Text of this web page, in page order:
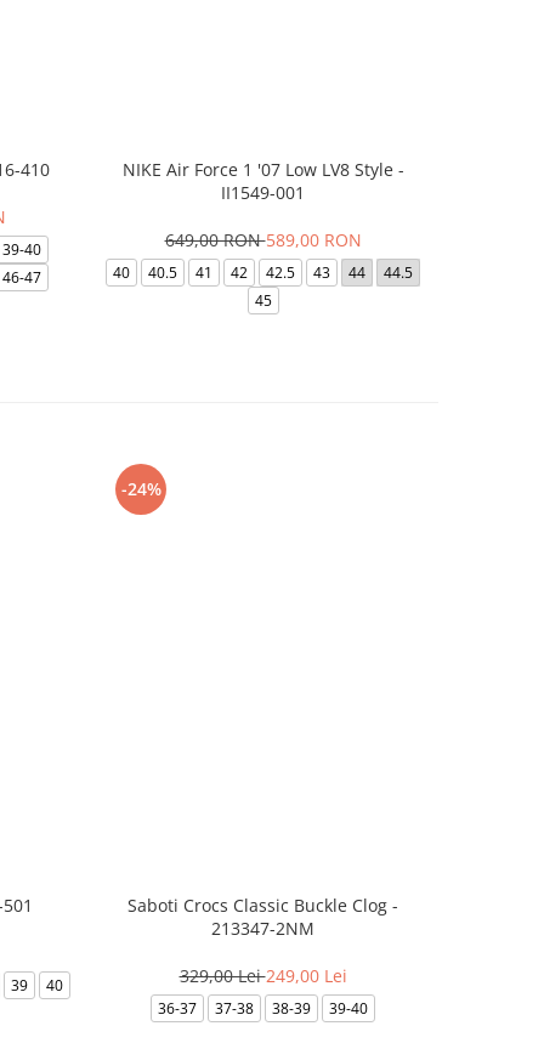
410
39-40
46-47
NIKE Air Force 1 '07 Low LV8 Style -
II1549-001
649,00 RON589,00 RON
40 40.5 41 42 42.5 43 44
44.5
45
39
40
-24%
Saboti Crocs Classic Buckle Clog -
213347-2NM
329,00 Lei249,00 Lei
36-37 37-38 38-39 39-40